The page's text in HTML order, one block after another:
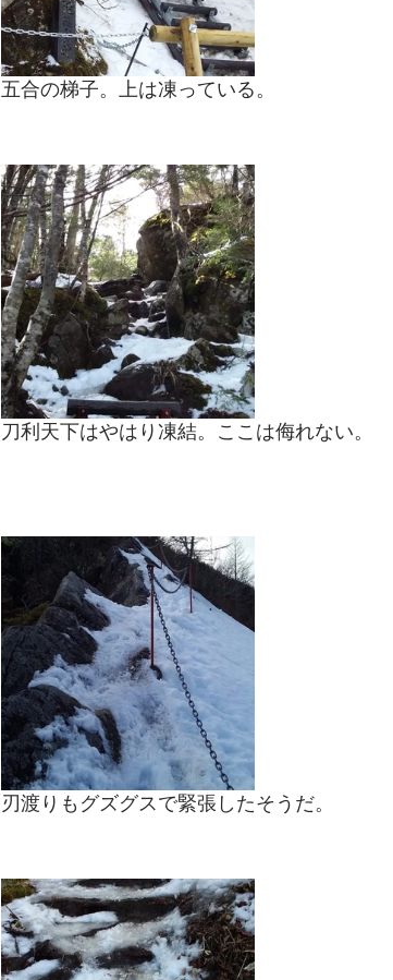
五合の梯子。上は凍っている。
刀利天下はやはり凍結。ここは侮れない。
刃渡りもグズグスで緊張したそうだ。